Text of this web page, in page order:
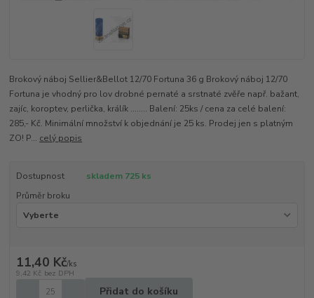
Brokový náboj Sellier&Bellot 12/70 Fortuna 36 g Brokový náboj 12/70
Fortuna je vhodný pro lov drobné pernaté a srstnaté zvěře např. bažant,
zajíc, koroptev, perlička, králík ........ Balení: 25ks / cena za celé balení:
285,- Kč. Minimální množství k objednání je 25 ks. Prodej jen s platným
ZO! P... celý popis
Dostupnost
skladem 725 ks
Průměr broku
11,40 Kč/ks
9,42 Kč bez DPH
Přidat do košíku